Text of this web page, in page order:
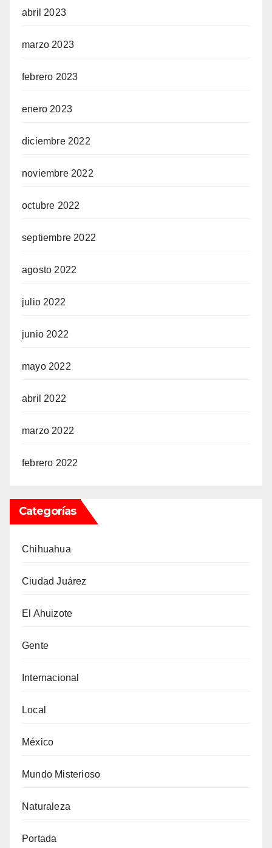
abril 2023
marzo 2023
febrero 2023
enero 2023
diciembre 2022
noviembre 2022
octubre 2022
septiembre 2022
agosto 2022
julio 2022
junio 2022
mayo 2022
abril 2022
marzo 2022
febrero 2022
Categorías
Chihuahua
Ciudad Juárez
El Ahuizote
Gente
Internacional
Local
México
Mundo Misterioso
Naturaleza
Portada